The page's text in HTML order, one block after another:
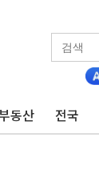
동산 전국
인명피해 없어